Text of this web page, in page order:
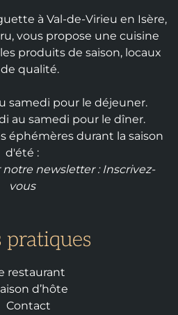
à Val-de-Virieu en Isère,
vous propose une cuisine
produits de saison, locaux
qualité.
samedi pour le déjeuner.
au samedi pour le dîner.
éphémères durant la saison
d'été :
notre newsletter : Inscrivez-
vous
pratiques
restaurant
d’hôte
Contact